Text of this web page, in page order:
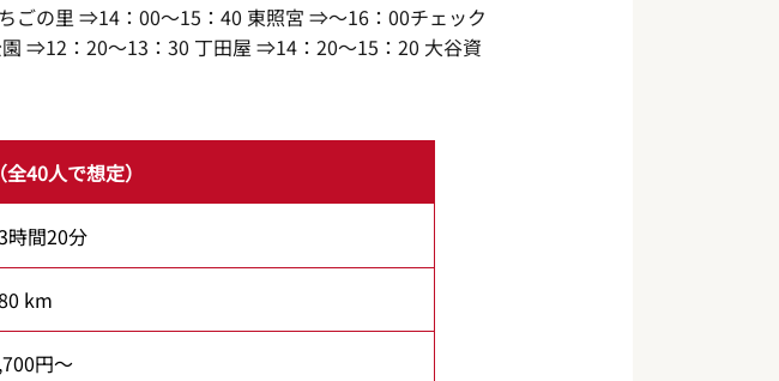
ごの里 ⇒14：00～15：40 東照宮 ⇒～16：00チェック
⇒12：20～13：30 丁田屋 ⇒14：20～15：20 大谷資
40人で想定）
時間20分
km
円～